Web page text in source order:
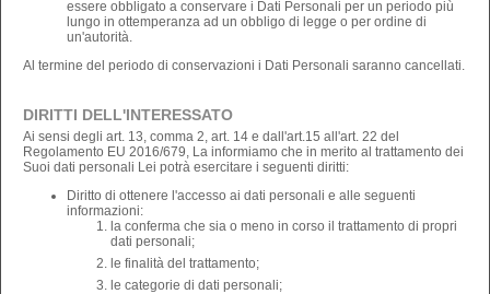
essere obbligato a conservare i Dati Personali per un periodo più
lungo in ottemperanza ad un obbligo di legge o per ordine di
un'autorità.
Al termine del periodo di conservazioni i Dati Personali saranno cancellati.
DIRITTI DELL'INTERESSATO
Ai sensi degli art. 13, comma 2, art. 14 e dall'art.15 all'art. 22 del
Regolamento EU 2016/679, La informiamo che in merito al trattamento dei
Suoi dati personali Lei potrà esercitare i seguenti diritti:
Diritto di ottenere l'accesso ai dati personali e alle seguenti
informazioni:
la conferma che sia o meno in corso il trattamento di propri
dati personali;
le finalità del trattamento;
le categorie di dati personali;